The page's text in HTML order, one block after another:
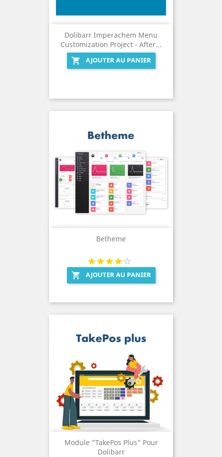
Dolibarr Imperachem Menu
Customization Project - After...

AJOUTER AU PANIER
Betheme
 AJOUTER AU PANIER
Module "TakePos Plus" Pour
Dolibarr